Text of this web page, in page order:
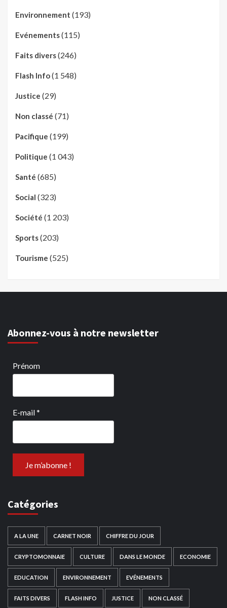
Environnement (193)
Evénements(115)
Faits divers(246)
Flash Info(1 548)
Justice (29)
Non classé (71)
Pacifique (199)
Politique (1 043)
Santé (685)
Social (323)
Société (1 203)
Sports(203)
Tourisme (525)
Abonnez-vous à notre newsletter
Prénom
E-mail*
Catégories
A LA UNE CARNET NOIR CHIFFRE DU JOUR
CRYPTOMONNAIE CULTURE DANS LE MONDE ECONOMIE
EDUCATION ENVIRONNEMENT EVÉNEMENTS
FAITS DIVERS FLASH INFO JUSTICE NON CLASSÉ